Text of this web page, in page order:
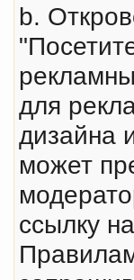
b.
для
дизайна
может
ссылку